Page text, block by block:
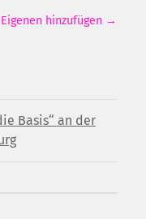
Eigenen hinzufügen →
Basis“ an der